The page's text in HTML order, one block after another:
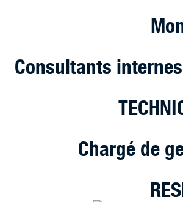
Consultants
Chargé de